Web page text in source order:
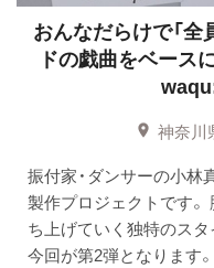
おんなだらけで「全
ドの戯曲をベース
神奈川
振付家・ダンサーの小林
製作プロジェクトです。
ち上げていく独特のスタ
今回が第2弾となります。